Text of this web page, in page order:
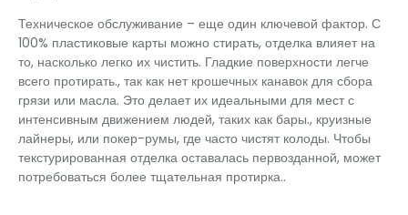
Техническое обслуживание – еще один ключевой фактор. С
100% пластиковые карты можно стирать, отделка влияет на
то, насколько легко их чистить. Гладкие поверхности легче
всего протирать., так как нет крошечных канавок для сбора
грязи или масла. Это делает их идеальными для мест с
интенсивным движением людей, таких как бары., круизные
лайнеры, или покер-румы, где часто чистят колоды. Чтобы
текстурированная отделка оставалась первозданной, может
потребоваться более тщательная протирка..